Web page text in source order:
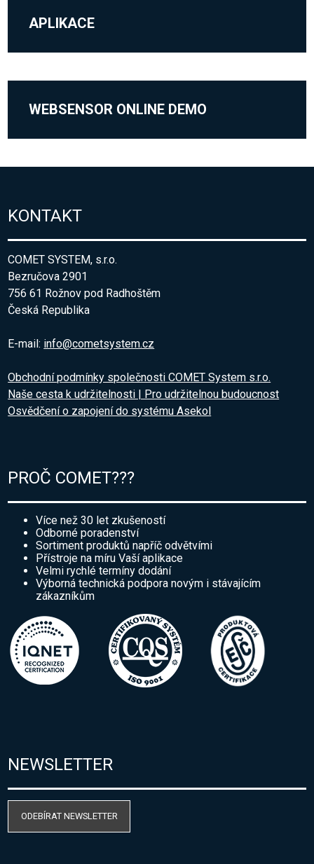
APLIKACE
WEBSENSOR ONLINE DEMO
KONTAKT
COMET SYSTEM, s.r.o.
Bezručova 2901
756 61 Rožnov pod Radhoštěm
Česká Republika
E-mail: info@cometsystem.cz
Obchodní podmínky společnosti COMET System s.r.o.
Naše cesta k udržitelnosti | Pro udržitelnou budoucnost
Osvědčení o zapojení do systému Asekol
PROČ COMET???
Více než 30 let zkušeností
Odborné poradenství
Sortiment produktů napříč odvětvími
Přístroje na míru Vaší aplikace
Velmi rychlé termíny dodání
Výborná technická podpora novým i stávajícím
zákazníkům
NEWSLETTER
ODEBÍRAT NEWSLETTER